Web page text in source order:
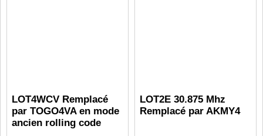
LOT4WCV Remplacé
par TOGO4VA en mode
ancien rolling code
LOT2E 30.875 Mhz
Remplacé par AKMY4